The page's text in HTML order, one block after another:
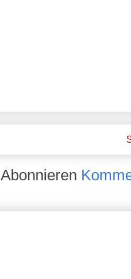
Abonnieren